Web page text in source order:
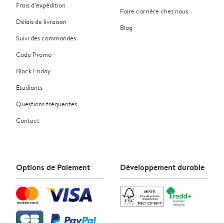
Frais d’expédition
Délais de livraison
Suivi des commandes
Code Promo
Black Friday
Etudiants
Questions fréquentes
Contact
Faire carrière chez nous
Blog
Options de Paiement Développement durable